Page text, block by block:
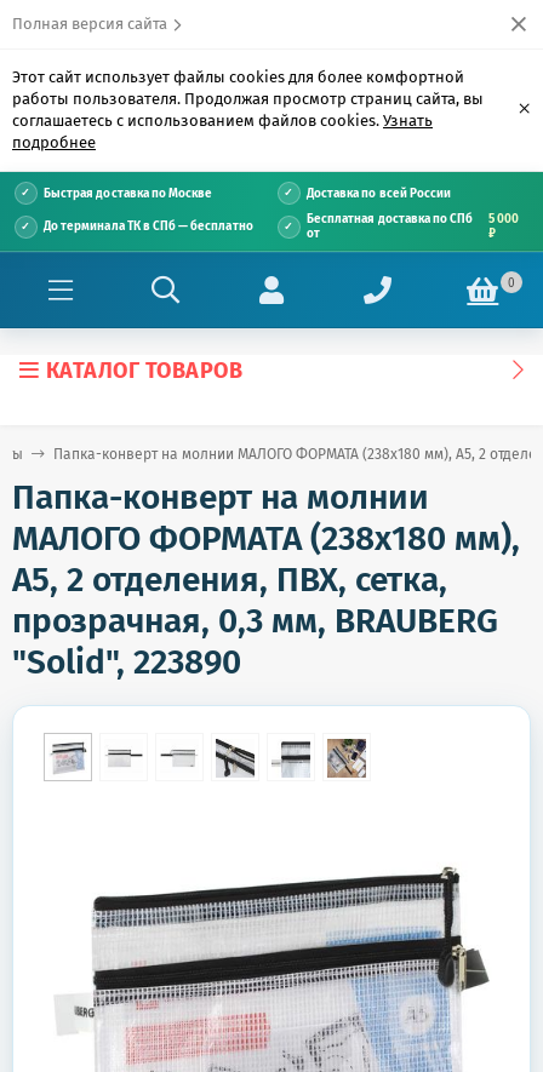
Полная версия сайта
Этот сайт использует файлы cookies для более комфортной
работы пользователя. Продолжая просмотр страниц сайта, вы
соглашаетесь с использованием файлов cookies. Узнать
подробнее
×
Быстрая доставка по Москве Доставка по всей России
До терминала ТК в СПб — бесплатно
Бесплатная доставка по СПб
от
5 000
₽
0
КАТАЛОГ ТОВАРОВ
Папка-конверт на молнии МАЛОГО ФОРМАТА (238х180 мм), А5, 2
Папка-конверт на молнии
МАЛОГО ФОРМАТА (238х180 мм),
А5, 2 отделения, ПВХ, сетка,
прозрачная, 0,3 мм, BRAUBERG
"Solid", 223890